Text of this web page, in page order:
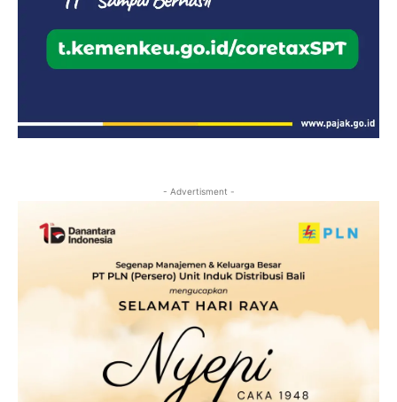
- Advertisment -